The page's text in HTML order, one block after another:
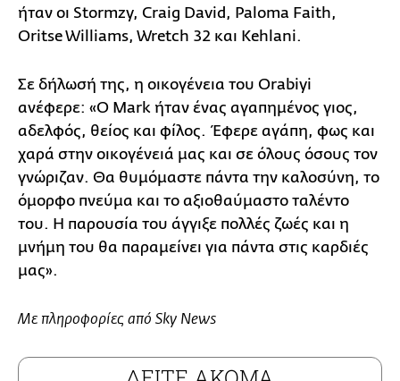
ήταν οι Stormzy, Craig David, Paloma Faith,
Oritse Williams, Wretch 32 και Kehlani.
Σε δήλωσή της, η οικογένεια του Orabiyi
ανέφερε: «Ο Mark ήταν ένας αγαπημένος γιος,
αδελφός, θείος και φίλος. Έφερε αγάπη, φως και
χαρά στην οικογένειά μας και σε όλους όσους τον
γνώριζαν. Θα θυμόμαστε πάντα την καλοσύνη, το
όμορφο πνεύμα και το αξιοθαύμαστο ταλέντο
του. Η παρουσία του άγγιξε πολλές ζωές και η
μνήμη του θα παραμείνει για πάντα στις καρδιές
μας».
Με πληροφορίες από Sky News